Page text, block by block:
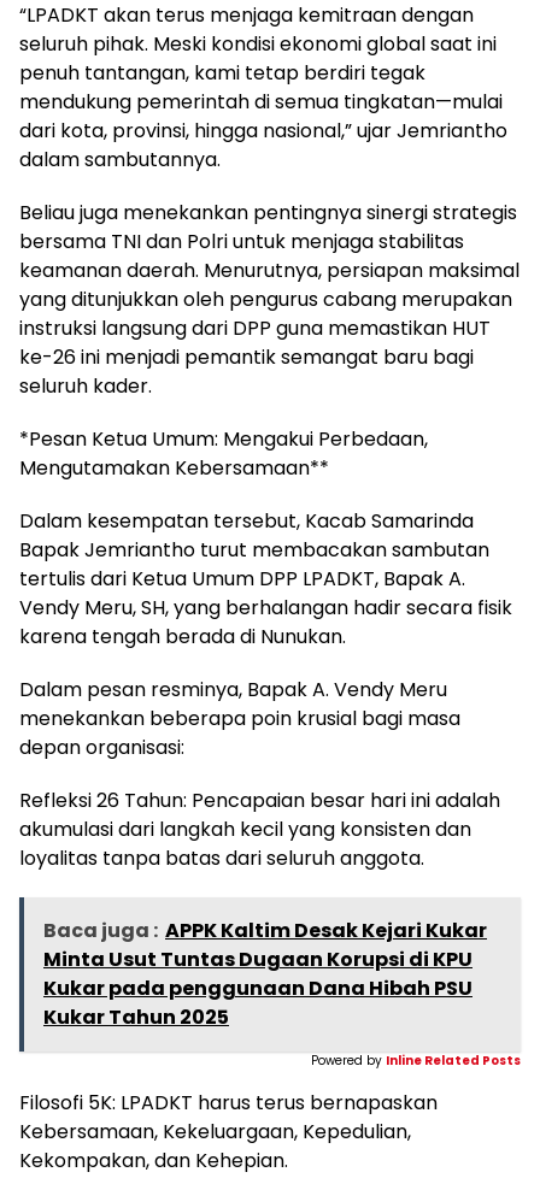
“LPADKT akan terus menjaga kemitraan dengan
seluruh pihak. Meski kondisi ekonomi global saat ini
penuh tantangan, kami tetap berdiri tegak
mendukung pemerintah di semua tingkatan—mulai
dari kota, provinsi, hingga nasional,” ujar Jemriantho
dalam sambutannya.
Beliau juga menekankan pentingnya sinergi strategis
bersama TNI dan Polri untuk menjaga stabilitas
keamanan daerah. Menurutnya, persiapan maksimal
yang ditunjukkan oleh pengurus cabang merupakan
instruksi langsung dari DPP guna memastikan HUT
ke-26 ini menjadi pemantik semangat baru bagi
seluruh kader.
*Pesan Ketua Umum: Mengakui Perbedaan,
Mengutamakan Kebersamaan**
Dalam kesempatan tersebut, Kacab Samarinda
Bapak Jemriantho turut membacakan sambutan
tertulis dari Ketua Umum DPP LPADKT, Bapak A.
Vendy Meru, SH, yang berhalangan hadir secara fisik
karena tengah berada di Nunukan.
Dalam pesan resminya, Bapak A. Vendy Meru
menekankan beberapa poin krusial bagi masa
depan organisasi:
Refleksi 26 Tahun: Pencapaian besar hari ini adalah
akumulasi dari langkah kecil yang konsisten dan
loyalitas tanpa batas dari seluruh anggota.
Baca juga : APPK Kaltim Desak Kejari Kukar
Minta Usut Tuntas Dugaan Korupsi di KPU
Kukar pada penggunaan Dana Hibah PSU
Kukar Tahun 2025
Powered by Inline Related Posts
Filosofi 5K: LPADKT harus terus bernapaskan
Kebersamaan, Kekeluargaan, Kepedulian,
Kekompakan, dan Kehepian.